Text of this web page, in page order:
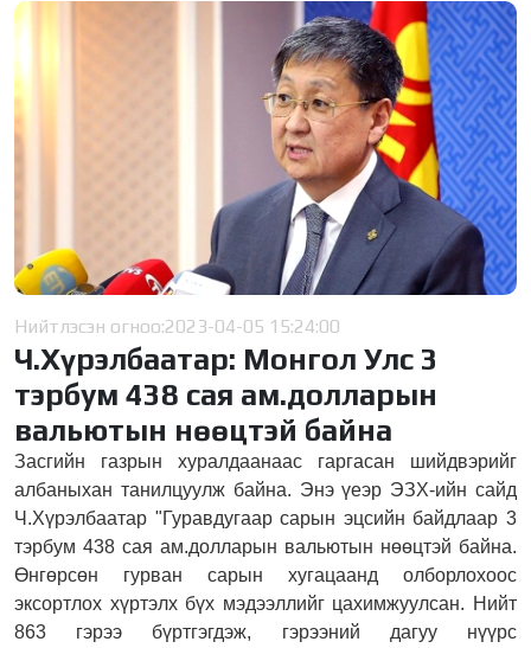
Нийтлэсэн огноо:2023-04-05 15:24:00
Ч.Хүрэлбаатар: Монгол Улс 3
тэрбум 438 сая ам.долларын
вальютын нөөцтэй байна
Засгийн газрын хуралдаанаас гаргасан шийдвэрийг
албаныхан танилцуулж байна. Энэ үеэр ЭЗХ-ийн сайд
Ч.Хүрэлбаатар "Гуравдугаар сарын эцсийн байдлаар 3
тэрбум 438 сая ам.долларын вальютын нөөцтэй байна.
Өнгөрсөн гурван сарын хугацаанд олборлохоос
эксортлох хүртэлх бүх мэдээллийг цахимжуулсан. Нийт
863 гэрээ бүртгэгдэж, гэрээний дагуу нүүрс